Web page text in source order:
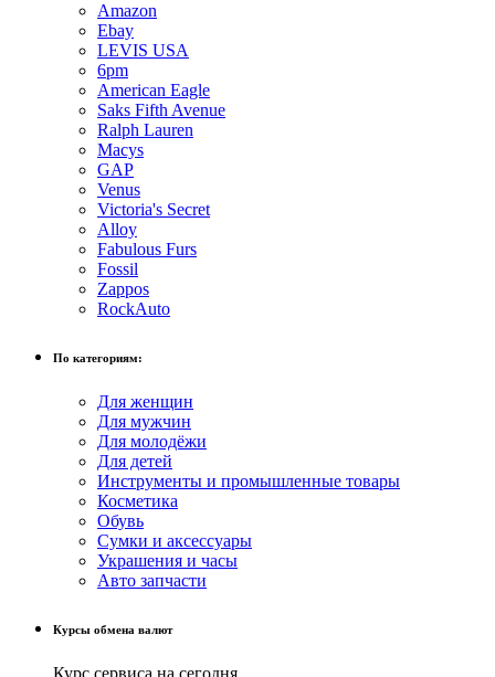
Amazon
Ebay
LEVIS USA
6pm
American Eagle
Saks Fifth Avenue
Ralph Lauren
Macys
GAP
Venus
Victoria's Secret
Alloy
Fabulous Furs
Fossil
Zappos
RockAuto
По категориям:
Для женщин
Для мужчин
Для молодёжи
Для детей
Инструменты и промышленные товары
Косметика
Обувь
Сумки и аксессуары
Украшения и часы
Авто запчасти
Курсы обмена валют
Курс сервиса на сегодня